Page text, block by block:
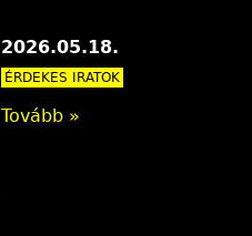
2026.05.18.
ÉRDEKES IRATOK
Tovább »